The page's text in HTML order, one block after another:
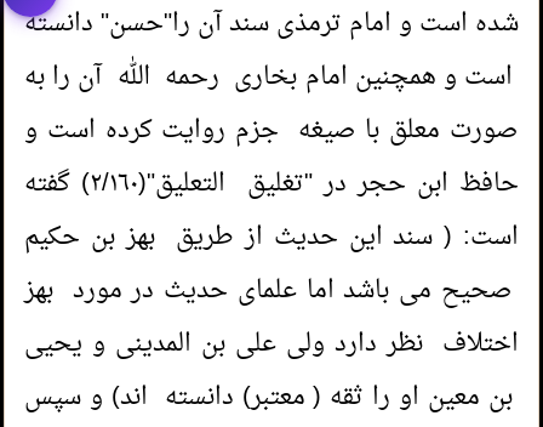
شده است و امام ترمذی سند آن را"حسن" دانسته
است و همچنین امام بخاری رحمه الله آن را به
صورت معلق با صيغه جزم روایت کرده است و
حافظ ابن حجر در "تغلیق التعليق"(٢/١٦٠) گفته
است: ( سند اين حدیث از طریق بهز بن حکیم
صحیح می باشد اما علمای حدیث در مورد بهز
اختلاف نظر دارد ولی علی بن المدینی و یحیی
بن معین او را ثقه ( معتبر) دانسته اند) و سپس